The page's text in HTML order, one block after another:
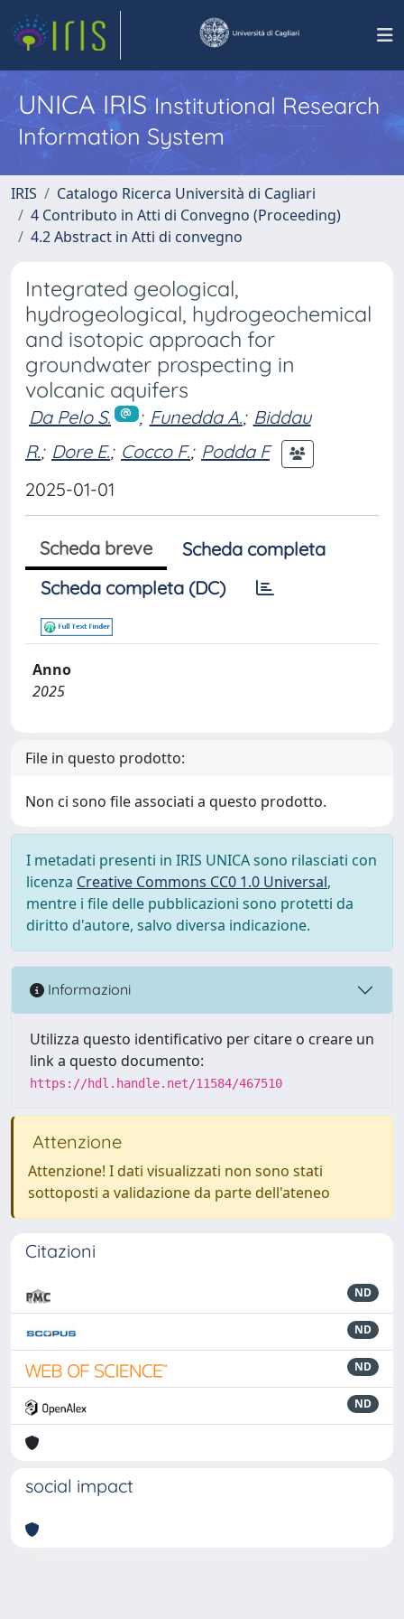
UNICA IRISInstitutional Research
Information System
IRIS
Catalogo Ricerca Università di Cagliari
4 Contributo in Atti di Convegno (Proceeding)
4.2 Abstract in Atti di convegno
Integrated geological,
hydrogeological, hydrogeochemical
and isotopic approach for
groundwater prospecting in
volcanic aquifers
Da Pelo S. ; Funedda A.; Biddau
R.; Dore E.; Cocco F.; Podda F
2025-01-01
Scheda breve
Scheda completa
Scheda completa (DC)
Anno
2025
File in questo prodotto:
Non ci sono file associati a questo prodotto.
I metadati presenti in IRIS UNICA sono rilasciati con
licenza Creative Commons CC0 1.0 Universal,
mentre i file delle pubblicazioni sono protetti da
diritto d'autore, salvo diversa indicazione.
Informazioni
Utilizza questo identificativo per citare o creare un
link a questo documento:
https://hdl.handle.net/11584/467510
Attenzione
Attenzione! I dati visualizzati non sono stati
sottoposti a validazione da parte dell'ateneo
Citazioni
ND
ND
ND
ND
social impact